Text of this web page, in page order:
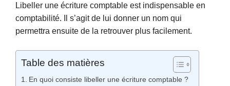
Libeller une écriture comptable est indispensable en
comptabilité. Il s’agit de lui donner un nom qui
permettra ensuite de la retrouver plus facilement.
Table des matières
En quoi consiste libeller une écriture comptable ?